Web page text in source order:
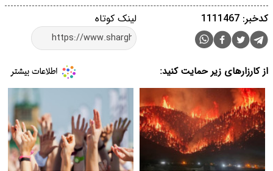
لینک کوتاه کدخبر: 1111467
از کارزارهای زیر حمایت کنید: